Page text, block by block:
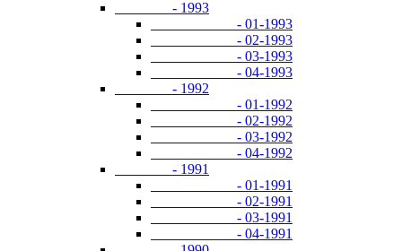
- 1993
- 01-1993
- 02-1993
- 03-1993
- 04-1993
- 1992
- 01-1992
- 02-1992
- 03-1992
- 04-1992
- 1991
- 01-1991
- 02-1991
- 03-1991
- 04-1991